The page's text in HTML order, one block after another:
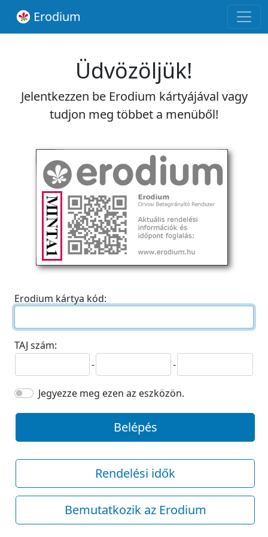
Erodium
Üdvözöljük!
Jelentkezzen be Erodium kártyájával vagy
tudjon meg többet a menüből!
Erodium kártya kód:
TAJ szám:
-
-
Jegyezze meg ezen az eszközön.
Belépés
Rendelési idők
Bemutatkozik az Erodium